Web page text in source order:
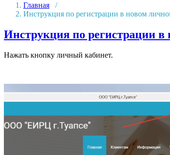
Главная /
Инструкция по регистрации в новом
Инструкция по регистрации в
Нажать кнопку личный кабинет.